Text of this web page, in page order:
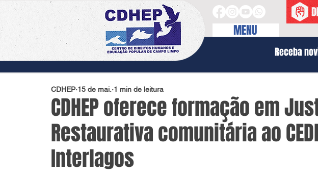
MENU
CDHEP oferece formação em
Restaurativa comunitária ao
Interlagos
CDHEP 15 de mai. 1 min de leitura
Receba